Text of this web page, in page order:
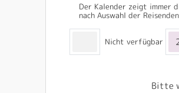
Der Kalender zeigt immer
nach Auswahl der
Nicht verfügbar
Bitte